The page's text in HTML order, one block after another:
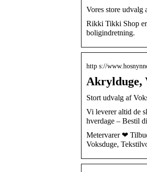
Vores store
Rikki Tikki Shop er
boligindretning.
http s://
Akrylduge,
Stort udvalg af
Vi leverer altid de
hverdage – Bestil
Metervarer ❤
Voksduge,